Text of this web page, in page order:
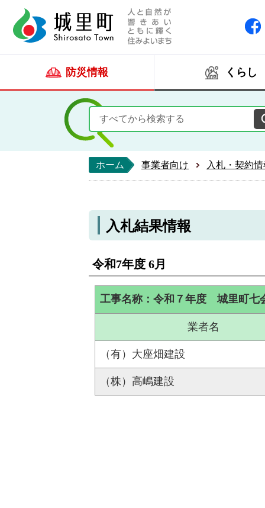
防災情報 くらし
ホーム 事業者向け 入札・契約
入札結果情報
令和7年度 6月
工事名称：令和７年度 城里町七
業者名
（有）大座畑建設
（株）高嶋建設